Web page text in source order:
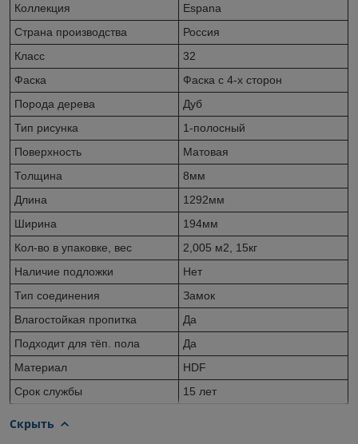
Коллекция
Espana
Страна производства
Россия
Класс
32
Фаска
Фаска с 4-х сторон
Порода дерева
Дуб
Тип рисунка
1-полосный
Поверхность
Матовая
Толщина
8мм
Длина
1292мм
Ширина
194мм
Кол-во в упаковке, вес
2,005 м2, 15кг
Наличие подложки
Нет
Тип соединения
Замок
Влагостойкая пропитка
Да
Подходит для тёп. пола
Да
Материал
HDF
Срок службы
15 лет
Скрыть